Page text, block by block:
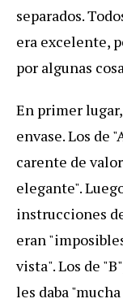
separados.
era excelente,
por algunas
En primer
envase. Los de
carente de
elegante".
instrucciones
eran
vista". Los de
les daba